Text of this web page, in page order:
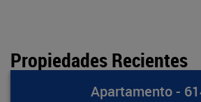
Propiedades Recientes
- 61438